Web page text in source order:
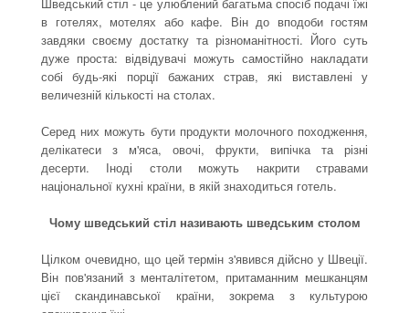
в готелях, мотелях або кафе. Він до вподоби гостям
завдяки своєму достатку та різноманітності. Його суть
дуже проста: відвідувачі можуть самостійно накладати
собі будь-які порції бажаних страв, які виставлені у
величезній кількості на столах.
Серед них можуть бути продукти молочного походження,
делікатеси з м'яса, овочі, фрукти, випічка та різні
десерти. Іноді столи можуть накрити стравами
національної кухні країни, в якій знаходиться готель.
Чому шведський стіл називають шведським столом
Цілком очевидно, що цей термін з'явився дійсно у Швеції.
Він пов'язаний з менталітетом, притаманним мешканцям
цієї скандинавської країни, зокрема з культурою